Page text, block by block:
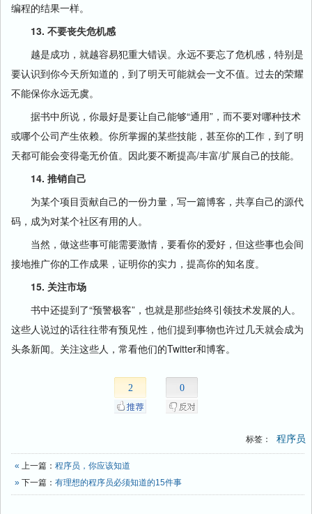
编程的结果一样。
13. 不要丧失危机感
越是成功，就越容易犯重大错误。永远不要忘了危机感，特别是
要认识到你今天所知道的，到了明天可能就会一文不值。过去的荣耀
不能保你永远无虞。
据书中所说，你最好是要让自己能够“通用”，而不要对哪种技术
或哪个公司产生依赖。你所掌握的某些技能，甚至你的工作，到了明
天都可能会变得毫无价值。因此要不断提高/丰富/扩展自己的技能。
14. 推销自己
为某个项目贡献自己的一份力量，写一篇博客，共享自己的源代
码，成为对某个社区有用的人。
当然，做这些事可能需要激情，要看你的爱好，但这些事也会间
接地推广你的工作成果，证明你的实力，提高你的知名度。
15. 关注市场
书中还提到了“预警极客”，也就是那些始终引领技术发展的人。
这些人说过的话往往带有预见性，他们提到事物也许过几天就会成为
头条新闻。关注这些人，常看他们的Twitter和博客。
2 0
标签： 程序员
« 上一篇： 程序员，你应该知道
» 下一篇： 有理想的程序员必须知道的15件事